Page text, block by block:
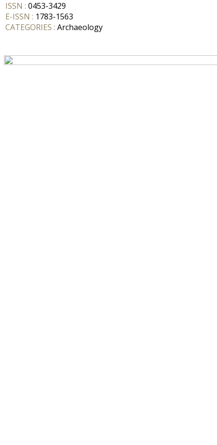
ISSN : 0453-3429
E-ISSN : 1783-1563
CATEGORIES : Archaeology